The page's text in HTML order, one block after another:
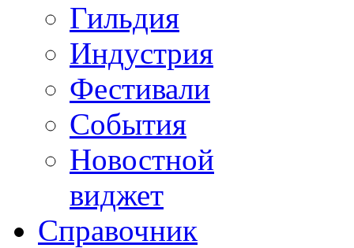
Гильдия
Индустрия
Фестивали
События
Новостной
виджет
Справочник